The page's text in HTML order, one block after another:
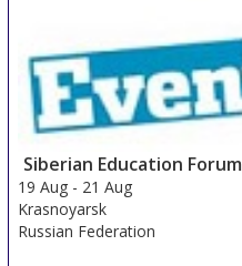
Siberian Education Forum
19 Aug - 21 Aug
Krasnoyarsk
Russian Federation